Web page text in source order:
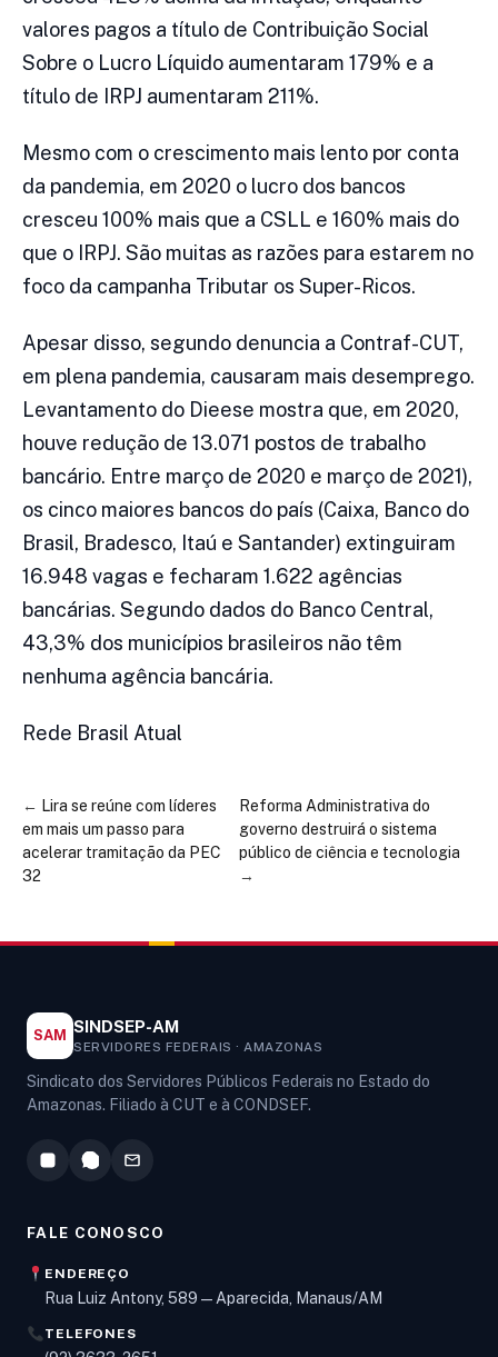
valores pagos a título de Contribuição Social
Sobre o Lucro Líquido aumentaram 179% e a
título de IRPJ aumentaram 211%.
Mesmo com o crescimento mais lento por conta
da pandemia, em 2020 o lucro dos bancos
cresceu 100% mais que a CSLL e 160% mais do
que o IRPJ. São muitas as razões para estarem no
foco da campanha Tributar os Super-Ricos.
Apesar disso, segundo denuncia a Contraf-CUT,
em plena pandemia, causaram mais desemprego.
Levantamento do Dieese mostra que, em 2020,
houve redução de 13.071 postos de trabalho
bancário. Entre março de 2020 e março de 2021),
os cinco maiores bancos do país (Caixa, Banco do
Brasil, Bradesco, Itaú e Santander) extinguiram
16.948 vagas e fecharam 1.622 agências
bancárias. Segundo dados do Banco Central,
43,3% dos municípios brasileiros não têm
nenhuma agência bancária.
Rede Brasil Atual
← Lira se reúne com líderes
em mais um passo para
acelerar tramitação da PEC
32
Reforma Administrativa do
governo destruirá o sistema
público de ciência e tecnologia
→
SAM SINDSEP-AM
SERVIDORES FEDERAIS · AMAZONAS
Sindicato dos Servidores Públicos Federais no Estado do
Amazonas. Filiado à CUT e à CONDSEF.
FALE CONOSCO
ENDEREÇO
Rua Luiz Antony, 589 — Aparecida, Manaus/AM
TELEFONES
Olá! Digite um assunto e vou buscar em nossas